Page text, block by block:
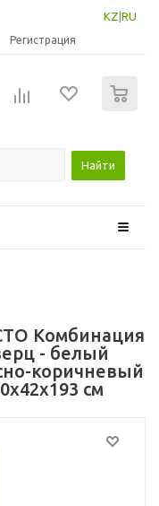
KZ RU
Регистрация
Найти
Комбинация
- белый
коричневый
см